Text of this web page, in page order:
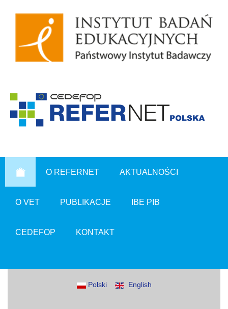
O REFERNET AKTUALNOŚCI
O VET PUBLIKACJE IBE PIB
CEDEFOP KONTAKT
Polski English